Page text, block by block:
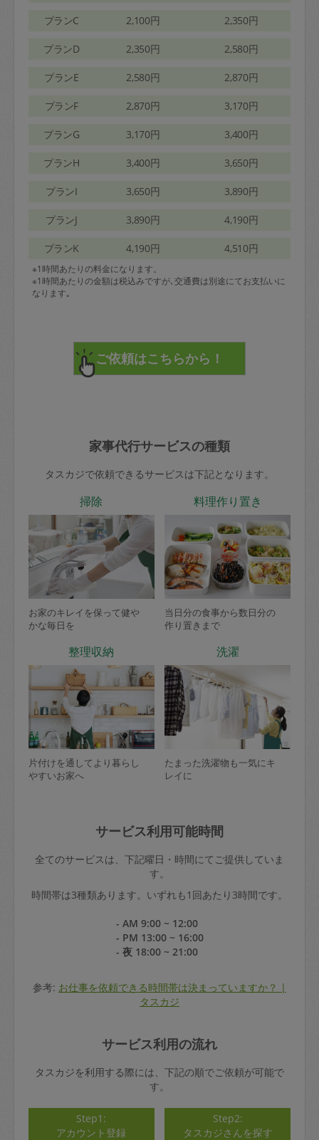
プランC 2,100円 2,350円
プランD 2,350円 2,580円
プランE 2,580円 2,870円
プランF 2,870円 3,170円
プランG 3,170円 3,400円
プランH 3,400円 3,650円
プランI 3,650円 3,890円
プランJ 3,890円 4,190円
プランK 4,190円 4,510円
※1時間あたりの料金になります。
※1時間あたりの金額は税込みですが､交通費は別途にてお支払いに
なります｡
家事代行サービスの種類
タスカジで依頼できるサービスは下記となります。
掃除
お家のキレイを保って健や
かな毎日を
料理作り置き
当日分の食事から数日分の
作り置きまで
整理収納
片付けを通してより暮らし
やすいお家へ
洗濯
たまった洗濯物も一気にキ
レイに
サービス利用可能時間
全てのサービスは、下記曜日・時間にてご提供していま
す。
時間帯は3種類あります。いずれも1回あたり3時間です。
- AM 9:00 ~ 12:00
- PM 13:00 ~ 16:00
- 夜 18:00 ~ 21:00
参考: お仕事を依頼できる時間帯は決まっていますか？ |
タスカジ
サービス利用の流れ
タスカジを利用する際には、下記の順でご依頼が可能で
す。
Step1:
アカウント登録
Step2:
タスカジさんを探す